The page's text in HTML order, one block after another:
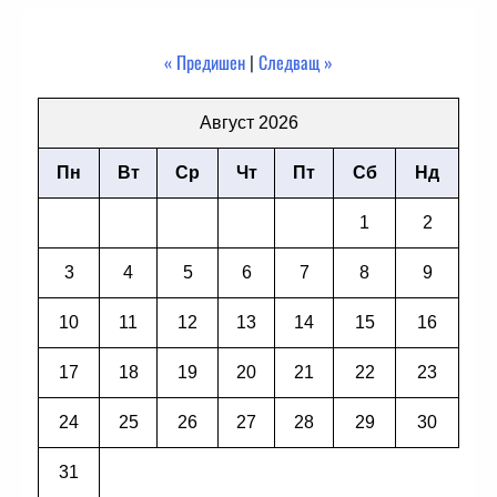
« Предишен | Следващ »
Август 2026
Пн Вт Ср Чт Пт Сб Нд
1 2
3 4 5 6 7 8 9
10 11 12 13 14 15 16
17 18 19 20 21 22 23
24 25 26 27 28 29 30
31